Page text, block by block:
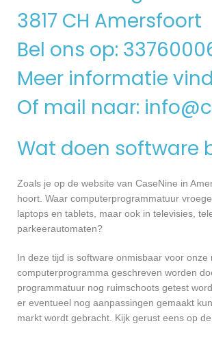
3817 CH Amersfoort
Bel ons op:
Meer informatie
Of mail naar:
Wat doen software
Zoals je op de website van CaseNine in
hoort. Waar computerprogrammatuur
laptops en tablets, maar ook in televisies,
parkeerautomaten?
In deze tijd is software onmisbaar voor
computerprogramma geschreven worden
programmatuur nog ruimschoots getest
er eventueel nog aanpassingen gemaakt
markt wordt gebracht. Kijk gerust eens op